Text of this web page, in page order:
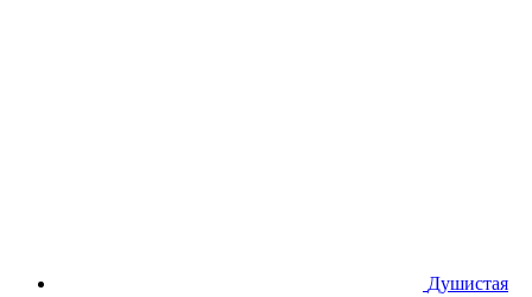
Душистая